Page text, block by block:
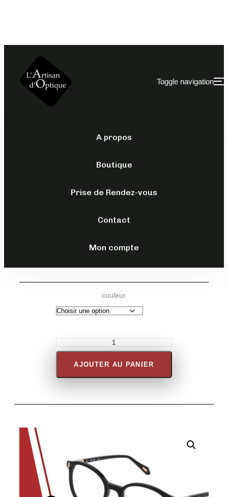
Toggle navigation
A propos
Boutique
Prise de Rendez-vous
Contact
Mon compte
179,00
couleur
AJOUTER AU PANIER